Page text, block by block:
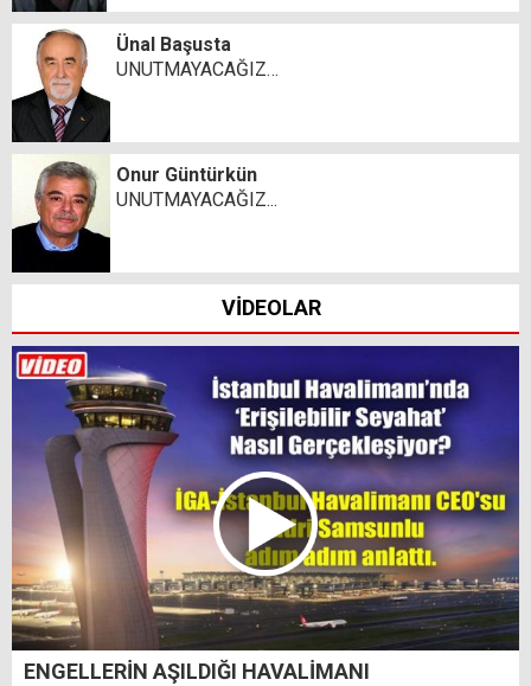
Ünal Başusta
UNUTMAYACAĞIZ…
Onur Güntürkün
UNUTMAYACAĞIZ...
VİDEOLAR
ENGELLERİN AŞILDIĞI HAVALİMANI